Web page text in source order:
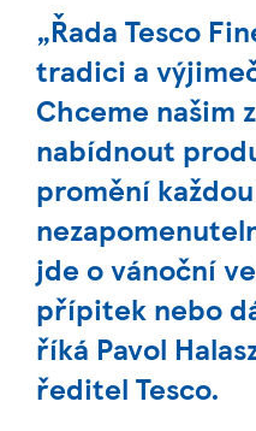
„Řada Tesco
tradici a
Chceme našim
nabídnout
promění
jde o vánoční
přípitek nebo
říká Pavol
ředitel Tesco.